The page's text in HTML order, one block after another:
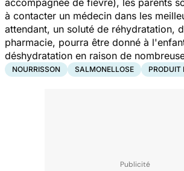
à contacter un médecin dans les
attendant, un soluté de réhydratation,
pharmacie, pourra être donné à
déshydratation en raison de
NOURRISSON SALMONELLOSE PRODUIT